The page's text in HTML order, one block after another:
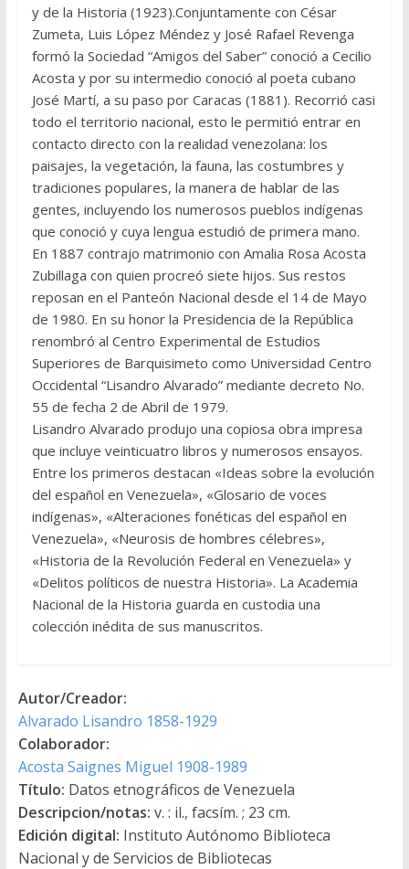
y de la Historia (1923).Conjuntamente con César
Zumeta, Luis López Méndez y José Rafael Revenga
formó la Sociedad “Amigos del Saber” conoció a Cecilio
Acosta y por su intermedio conoció al poeta cubano
José Martí, a su paso por Caracas (1881). Recorrió casi
todo el territorio nacional, esto le permitió entrar en
contacto directo con la realidad venezolana: los
paisajes, la vegetación, la fauna, las costumbres y
tradiciones populares, la manera de hablar de las
gentes, incluyendo los numerosos pueblos indígenas
que conoció y cuya lengua estudió de primera mano.
En 1887 contrajo matrimonio con Amalia Rosa Acosta
Zubillaga con quien procreó siete hijos. Sus restos
reposan en el Panteón Nacional desde el 14 de Mayo
de 1980. En su honor la Presidencia de la República
renombró al Centro Experimental de Estudios
Superiores de Barquisimeto como Universidad Centro
Occidental “Lisandro Alvarado” mediante decreto No.
55 de fecha 2 de Abril de 1979.
Lisandro Alvarado produjo una copiosa obra impresa
que incluye veinticuatro libros y numerosos ensayos.
Entre los primeros destacan «Ideas sobre la evolución
del español en Venezuela», «Glosario de voces
indígenas», «Alteraciones fonéticas del español en
Venezuela», «Neurosis de hombres célebres»,
«Historia de la Revolución Federal en Venezuela» y
«Delitos políticos de nuestra Historia». La Academia
Nacional de la Historia guarda en custodia una
colección inédita de sus manuscritos.
Autor/Creador:
Alvarado Lisandro 1858-1929
Colaborador:
Acosta Saignes Miguel 1908-1989
Título: Datos etnográficos de Venezuela
Descripcion/notas: v. : il., facsím. ; 23 cm.
Edición digital: Instituto Autónomo Biblioteca
Nacional y de Servicios de Bibliotecas